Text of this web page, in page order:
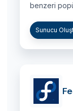
benzeri
Sunucu